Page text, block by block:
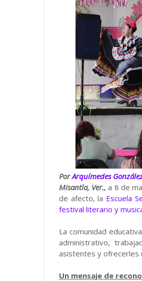
PorArquímedes
Misantla, Ver., a 8 de
de afecto, la Escuela
festival literario y
La comunidad
administrativo,
asistentes y ofrecerles
Un mensaje de